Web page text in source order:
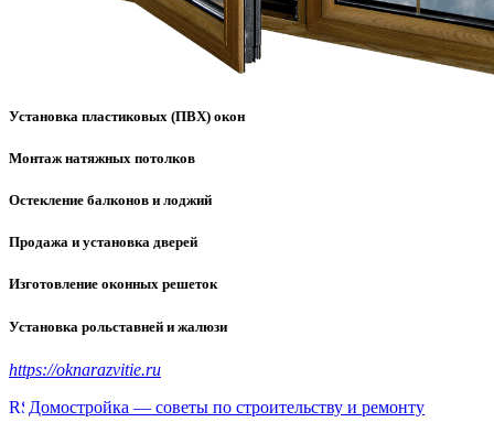
Установка пластиковых (ПВХ) окон
Монтаж натяжных потолков
Остекление балконов и лоджий
Продажа и установка дверей
Изготовление оконных решеток
Установка рольставней и жалюзи
https://oknarazvitie.ru
Домостройка — советы по строительству и ремонту